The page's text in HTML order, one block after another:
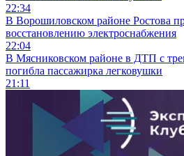
22:34
В Ворошиловском районе Ростова
восстановлению электроснабжения
22:04
В Мясниковском районе в ДТП с
погибла пассажирка легковушки
21:11